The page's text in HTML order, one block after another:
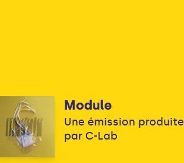
Module
Une émission produite
par C-Lab